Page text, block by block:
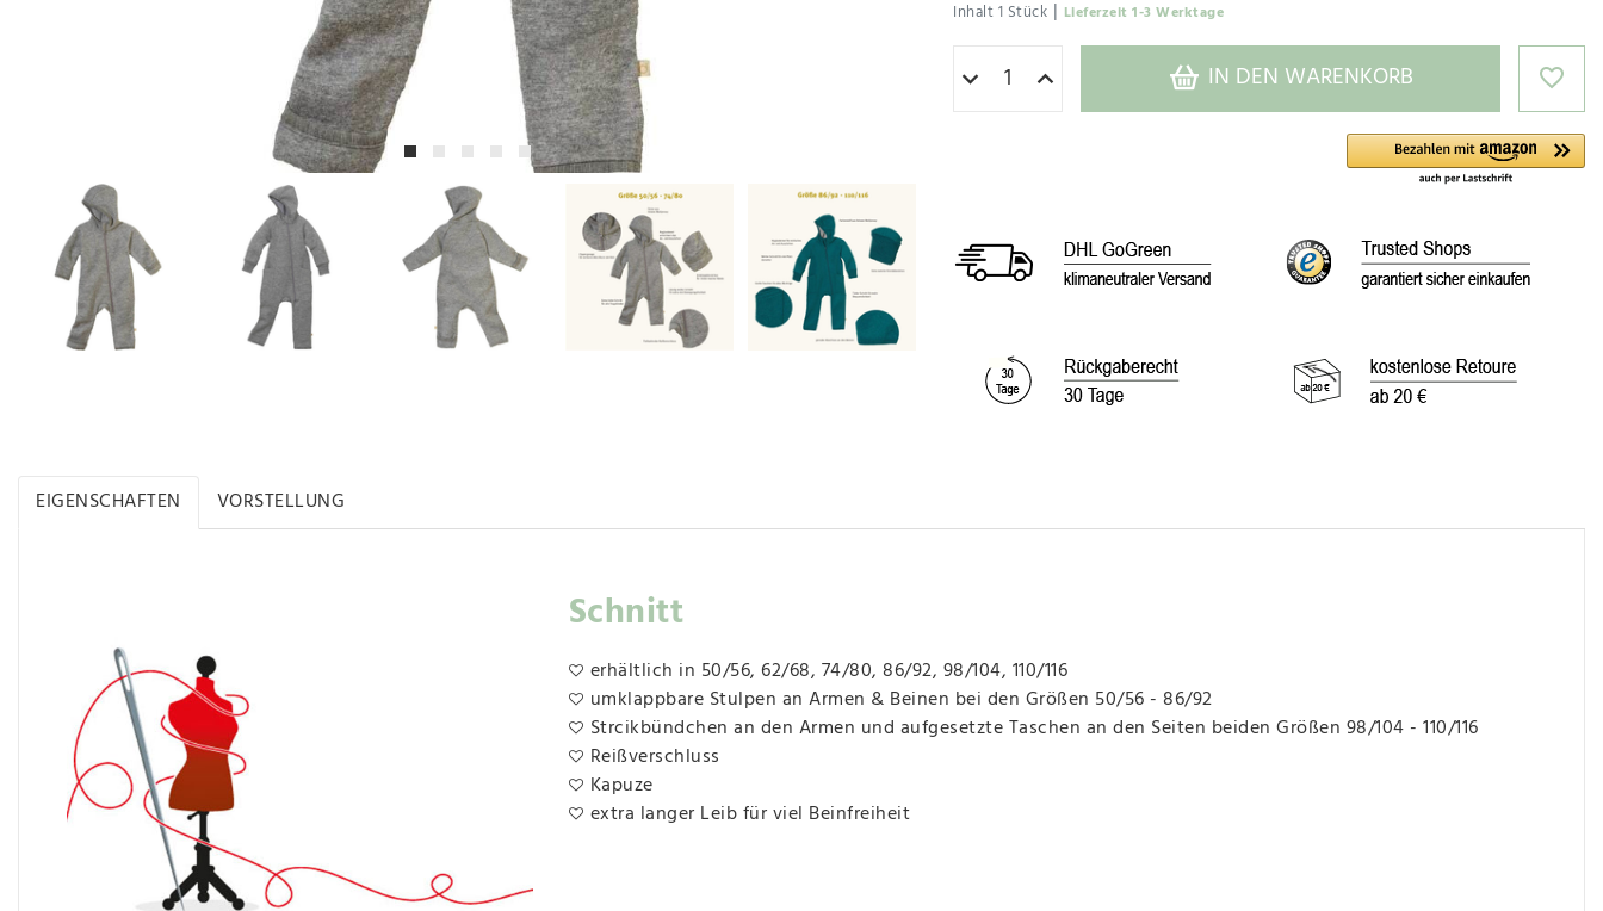
Inhalt1 Stück | Lieferzeit 1-3 Werktage
IN DEN WARENKORB
EIGENSCHAFTEN VORSTELLUNG
Schnitt
erhältlich in 50/56, 62/68, 74/80, 86/92, 98/104, 110/116
umklappbare Stulpen an Armen & Beinen bei den Größen 50/56 - 86/92
Strcikbündchen an den Armen und aufgesetzte Taschen an den Seiten beiden Größen 98/104 - 110/116
Reißverschluss
Kapuze
extra langer Leib für viel Beinfreiheit